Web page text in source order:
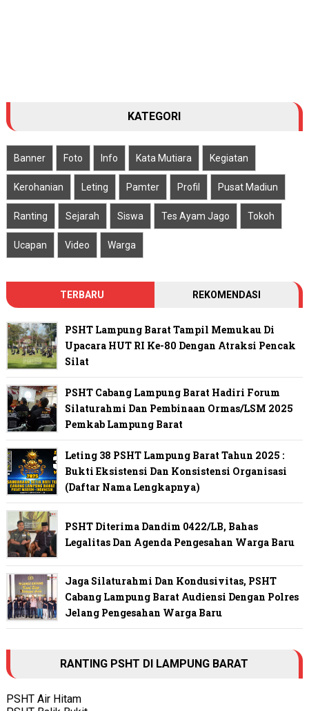
KATEGORI
Banner Foto Info Kata Mutiara Kegiatan
Kerohanian Leting Pamter Profil Pusat Madiun
Ranting Sejarah Siswa Tes Ayam Jago Tokoh
Ucapan Video Warga
TERBARU REKOMENDASI
PSHT Lampung Barat Tampil Memukau Di
Upacara HUT RI Ke-80 Dengan Atraksi Pencak
Silat
PSHT Cabang Lampung Barat Hadiri Forum
Silaturahmi Dan Pembinaan Ormas/LSM 2025
Pemkab Lampung Barat
Leting 38 PSHT Lampung Barat Tahun 2025 :
Bukti Eksistensi Dan Konsistensi Organisasi
(Daftar Nama Lengkapnya)
PSHT Diterima Dandim 0422/LB, Bahas
Legalitas Dan Agenda Pengesahan Warga Baru
Jaga Silaturahmi Dan Kondusivitas, PSHT
Cabang Lampung Barat Audiensi Dengan Polres
Jelang Pengesahan Warga Baru
RANTING PSHT DI LAMPUNG BARAT
PSHT Air Hitam